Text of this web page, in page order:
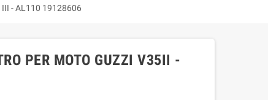
- AL110 19128606
PER MOTO GUZZI V35II -